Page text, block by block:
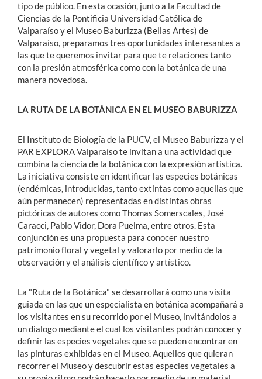
tipo de público. En esta ocasión, junto a la Facultad de
Ciencias de la Pontificia Universidad Católica de
Valparaíso y el Museo Baburizza (Bellas Artes) de
Valparaíso, preparamos tres oportunidades interesantes a
las que te queremos invitar para que te relaciones tanto
con la presión atmosférica como con la botánica de una
manera novedosa.
LA RUTA DE LA BOTÁNICA EN EL MUSEO BABURIZZA
El Instituto de Biología de la PUCV, el Museo Baburizza y el
PAR EXPLORA Valparaíso te invitan a una actividad que
combina la ciencia de la botánica con la expresión artística.
La iniciativa consiste en identificar las especies botánicas
(endémicas, introducidas, tanto extintas como aquellas que
aún permanecen) representadas en distintas obras
pictóricas de autores como Thomas Somerscales, José
Caracci, Pablo Vidor, Dora Puelma, entre otros. Esta
conjunción es una propuesta para conocer nuestro
patrimonio floral y vegetal y valorarlo por medio de la
observación y el análisis científico y artístico.
La "Ruta de la Botánica" se desarrollará como una visita
guiada en las que un especialista en botánica acompañará a
los visitantes en su recorrido por el Museo, invitándolos a
un dialogo mediante el cual los visitantes podrán conocer y
definir las especies vegetales que se pueden encontrar en
las pinturas exhibidas en el Museo. Aquellos que quieran
recorrer el Museo y descubrir estas especies vegetales a